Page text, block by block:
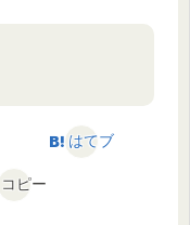
はてブ
コピー